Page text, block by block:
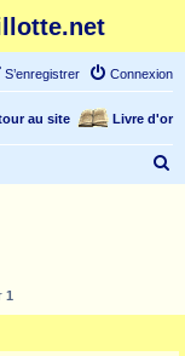
Connexion
S’enregistrer
Livre d'or
au site
1